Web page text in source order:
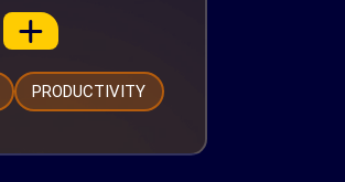
PRODUCTIVITY